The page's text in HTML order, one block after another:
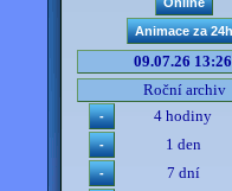
09.07.26 13:26
Roční archiv
4 hodiny
1 den
7 dní